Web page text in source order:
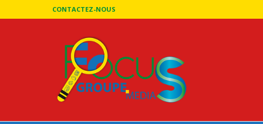
CONTACTEZ-NOUS